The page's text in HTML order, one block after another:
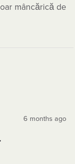
mâncărică de
6 months ago